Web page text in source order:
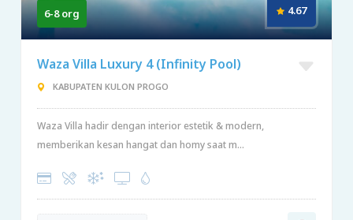
6-8 org 4.67
Waza Villa Luxury 4 (Infinity Pool)
KABUPATEN KULON PROGO
Waza Villa hadir dengan interior estetik & modern,
memberikan kesan hangat dan homy saat m...